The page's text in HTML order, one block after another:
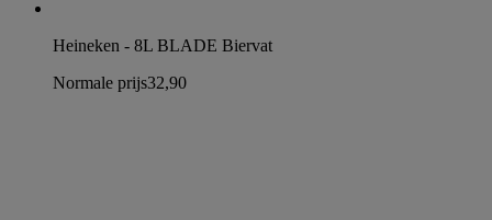
Heineken - 8L BLADE Biervat
Normale prijs32,90